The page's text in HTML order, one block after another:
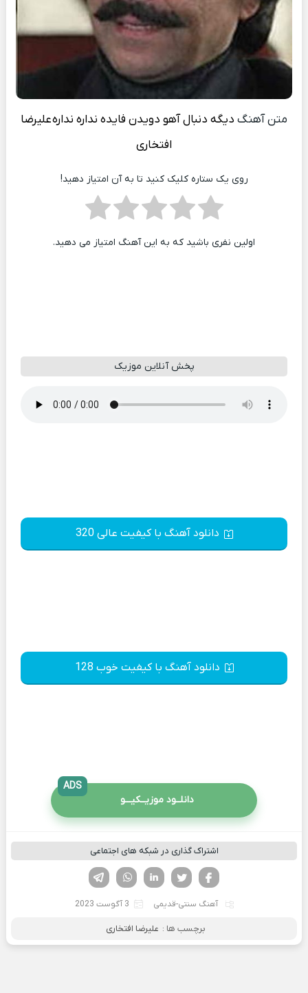
متن آهنگ دیگه دنبال آهو دویدن فایده نداره ندارهعلیرضا
افتخاری
روی یک ستاره کلیک کنید تا به آن امتیاز دهید!
اولین نفری باشید که به این آهنگ امتیاز می دهید.
پخش آنلاین موزیک
دانلود آهنگ با کیفیت عالی 320
دانلود آهنگ با کیفیت خوب 128
دانلــود موزیــکیـــو
ADS
اشتراک گذاری در شبکه های اجتماعی
لینکدین تویتر
فیسوک
آهنگ سنتی-قدیمی 3 آگوست 2023
برچسب ها : علیرضا افتخاری